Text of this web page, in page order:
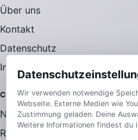
Über uns
Kontakt
Datenschutz
Impressum
COMMUNITY
Newsletter
RSS-Feed
Wir verwenden notwendige
Webseite. Externe Medien wie
Zustimmung geladen. Deine
Weitere Informationen findest du